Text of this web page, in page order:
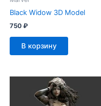
Black Widow 3D Model
750₽
В корзину